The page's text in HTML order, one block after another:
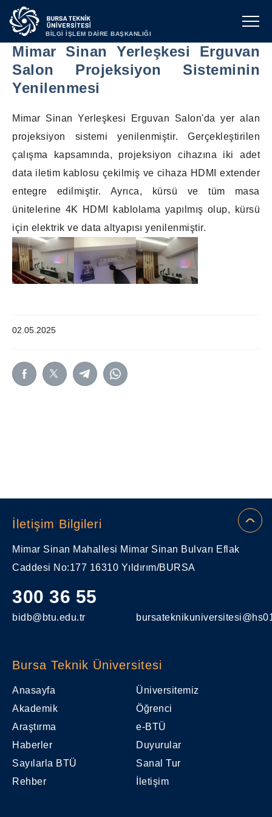
BİLGİ İŞLEM DAİRE BAŞKANLIĞI
Mimar Sinan Yerleşkesi Erguvan
Salon Projeksiyon Sisteminin
Yenilenmesi
Mimar Sinan Yerleşkesi Erguvan Salon'da yer alan
projeksiyon sistemi yenilenmiştir. Gerçekleştirilen
çalışma kapsamında, projeksiyon cihazına iki adet
data iletim kablosu çekilmiş ve cihaza HDMI extender
entegre edilmiştir. Ayrıca, kürsü ve tüm masa
ünitelerine 4K HDMI kablolama yapılmış olup, kürsü
için elektrik ve data altyapısı yenilenmiştir.
02.05.2025
İletişim Bilgileri
Mimar Sinan Mahallesi Mimar Sinan Bulvarı Eflak
Caddesi No:177 16310 Yıldırım/BURSA
300 36 55
bidb@btu.edu.tr
Bursa Teknik Üniversitesi
Anasayfa
Üniversitemiz
Akademik
Öğrenci
Araştırma
e-BTÜ
Haberler
Duyurular
Sayılarla BTÜ
Sanal Tur
Rehber
İletişim